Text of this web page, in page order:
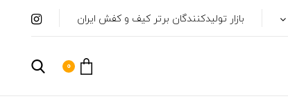
بازار تولیدکنندگان برتر کیف و کفش ایران
0